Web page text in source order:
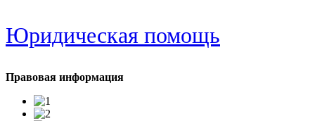
Юридическая помощь
Правовая информация